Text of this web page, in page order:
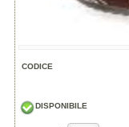
CODICE
DISPONIBILE